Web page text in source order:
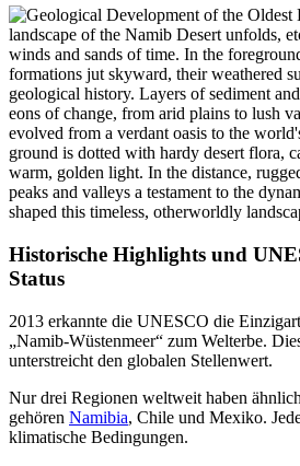
Historische Highlights und
Status
2013 erkannte die UNESCO die
„Namib-Wüstenmeer“ zum Welterbe.
unterstreicht den globalen Stellenwert.
Nur drei Regionen weltweit haben
gehören Namibia, Chile und Mexiko.
klimatische Bedingungen.